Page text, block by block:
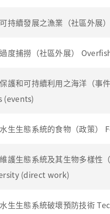
持續發展之漁業（社區外
度捕撈（社區外展）
護和可持續利用之海洋（
(events)
生生態系統的食物（政策
護生態系統及其生物多樣
(direct work)
生生態系統破壞預防技術